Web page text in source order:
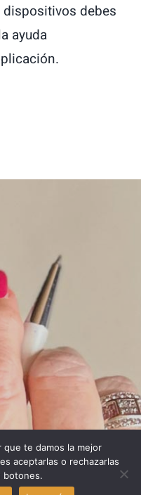
dispositivos debes
ayuda
de mí?
que te damos la mejor
aceptarlas o rechazarlas
botones.